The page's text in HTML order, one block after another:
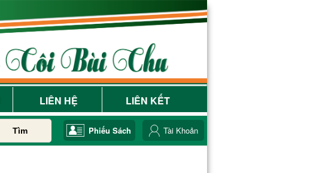
LIÊN HỆ LIÊN KẾT
Tìm Phiếu Sách Tài Khoản